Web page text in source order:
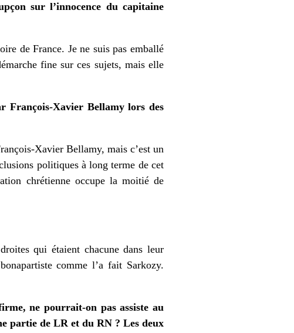
sur l’innocence du capitaine
de France. Je ne suis pas emballé
fine sur ces sujets, mais elle
François-Xavier Bellamy lors des
Xavier Bellamy, mais c’est un
politiques à long terme de cet
chrétienne occupe la moitié de
qui étaient chacune dans leur
comme l’a fait Sarkozy.
ne pourrait-on pas assiste au
partie de LR et du RN ? Les deux